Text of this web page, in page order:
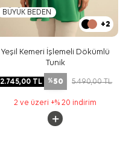
BÜYÜK BEDEN
+2
Yeşil Kemeri İşlemeli Dökümlü
Tunik
2.745,00 TL %50 5.490,00TL
2 ve üzeri +% 20 indirim